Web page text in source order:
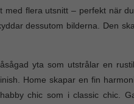
flera utsnitt – perfekt när
dessutom bilderna. Den
yta som utstrålar en
Home skapar en fin
chic som i classic chic.